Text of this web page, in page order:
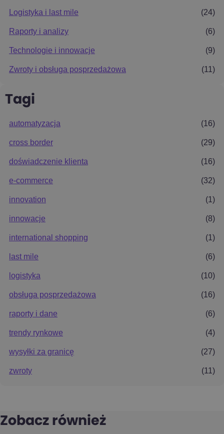
Logistyka i last mile (24)
Raporty i analizy (6)
Technologie i innowacje (9)
Zwroty i obsługa posprzedażowa (11)
Tagi
automatyzacja (16)
cross border (29)
doświadczenie klienta (16)
e-commerce (32)
innovation (1)
innowacje (8)
international shopping (1)
last mile (6)
logistyka (10)
obsługa posprzedażowa (16)
raporty i dane (6)
trendy rynkowe (4)
wysyłki za granicę (27)
zwroty (11)
Zobacz również